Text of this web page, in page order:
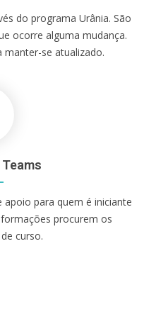
do programa Urânia. São
ocorre alguma mudança.
manter-se atualizado.
apoio para quem é iniciante
procurem os
curso.